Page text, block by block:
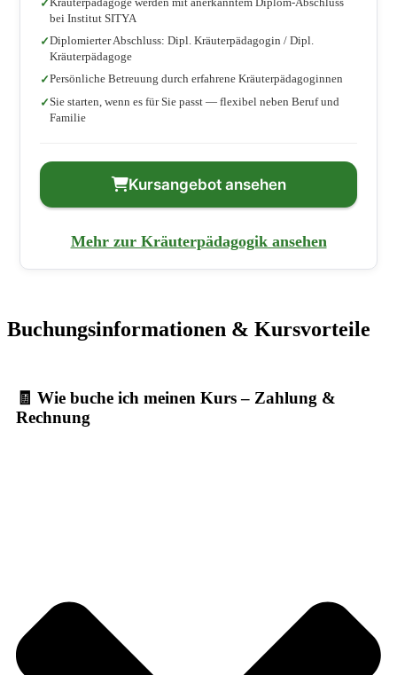
bei Institut SITYA
Diplomierter Abschluss: Dipl. Kräuterpädagogin / Dipl.
Kräuterpädagoge
Persönliche Betreuung durch erfahrene Kräuterpädagoginnen
Sie starten, wenn es für Sie passt — flexibel neben Beruf und
Familie
Kursangebot ansehen
Mehr zur Kräuterpädagogik ansehen
Buchungsinformationen & Kursvorteile
🧾 Wie buche ich meinen Kurs – Zahlung &
Rechnung